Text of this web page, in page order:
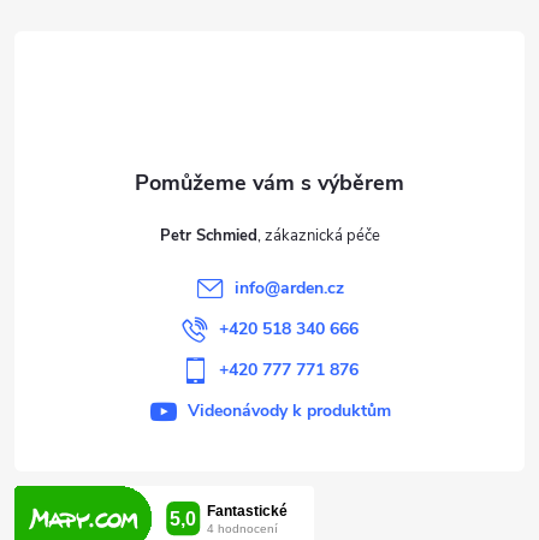
Petr Schmied
info@arden.cz
+420 518 340 666
+420 777 771 876
Videonávody k produktům